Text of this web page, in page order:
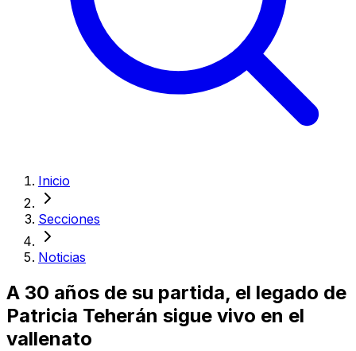
Inicio
Secciones
Noticias
A 30 años de su partida, el legado de
Patricia Teherán sigue vivo en el
vallenato